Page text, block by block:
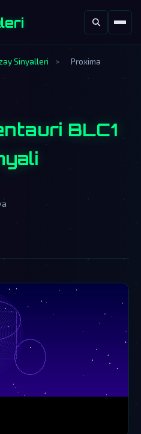
Sinyalleri >
Proxima
BLC1